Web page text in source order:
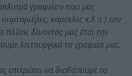
γραφείου που μας
καρέκλες κ.λ.π.) τον
πλέον, δίνοντάς μας έτσι την
λειτουργικά τα γραφεία μας.
να διαθέσουμε το